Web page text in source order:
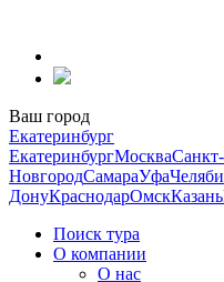
содержанию
Ваш город
Екатеринбург
ЕкатеринбургМосква
НовгородСамараУфа
ДонуКраснодарОмскКазань
Поиск тура
О компании
О нас